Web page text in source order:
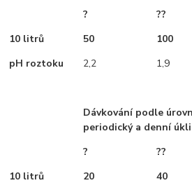
?
??
10 litrů
50 100
pH roztoku
2,2 1,9
Dávkování podle
periodický a denní
?
??
10 litrů
20 40